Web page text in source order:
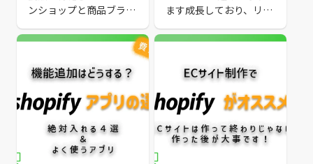
ンショップと商品ブラン
イト制作、運営まで一貫
サポート 「そこにしかな
い美味しいモノを全国
へ」 「オンライン通販を
始めたいけど、何から手
を付けていいかわからな
い」 「商品のブランディ
ング手法に悩んでいる」
こんなお悩みを抱えてい
の選び方も解説
ます成長しており、リア
転換する事業者も出てき
トの成否を握る、制作会
社の選び方についてご紹
介します。また、ECサイ
トの出店を自社サイトで
行う時と、またはモール
出店をする時でのメリッ